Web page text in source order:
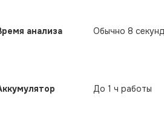
анализа Обычно 8 секунд
До 1 ч работы